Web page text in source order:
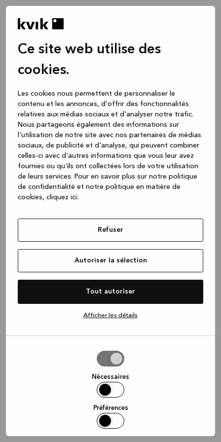
Ce site web utilise des
cookies.
Les cookies nous permettent de personnaliser le
contenu et les annonces, d'offrir des fonctionnalités
relatives aux médias sociaux et d'analyser notre trafic.
Nous partageons également des informations sur
l'utilisation de notre site avec nos partenaires de médias
sociaux, de publicité et d'analyse, qui peuvent combiner
celles-ci avec d'autres informations que vous leur avez
fournies ou qu'ils ont collectées lors de votre utilisation
de leurs services. Pour en savoir plus sur notre politique
de confidentialité et notre politique en matière de
cookies, cliquez ici.
Refuser
Autoriser la sélection
Tout autoriser
Afficher les détails
Nécessaires
Préférences
loadingwww.kvik.be (see the browser console for more
information)